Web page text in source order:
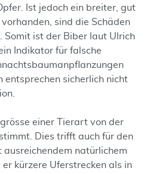
Ist jedoch ein breiter, gut
sind die Schäden
Somit ist der Biber laut Ulrich
Indikator für falsche
entsprechen sicherlich nicht
einer Tierart von der
Dies trifft auch für den
ausreichendem natürlichem
kürzere Uferstrecken als in